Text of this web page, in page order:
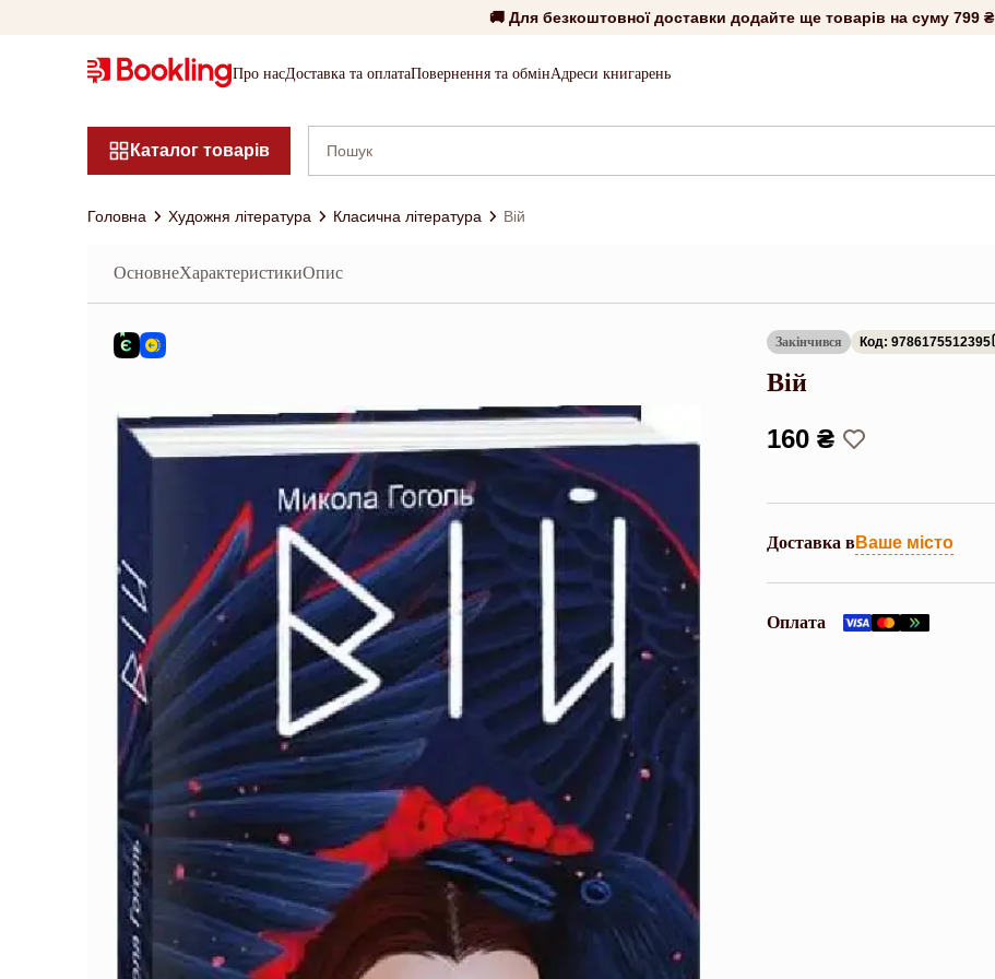
🚚 Для безкоштовної доставки додайте ще товарів на суму 799 ₴
Про насДоставка та оплатаПовернення та обмінАдреси книгарень
Каталог товарів
Головна Художня література Класична література Вій
ОсновнеХарактеристикиОпис
Закінчився Код: 9786175512395
Вій
160 ₴
Доставка вВаше місто
Оплата